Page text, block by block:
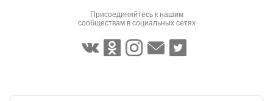
Присоединяйтесь к нашим
сообществам в социальных сетях